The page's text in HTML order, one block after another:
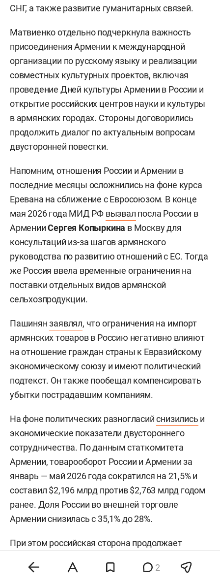
СНГ, а также развитие гуманитарных связей.
Матвиенко отдельно подчеркнула важность
присоединения Армении к международной
организации по русскому языку и реализации
совместных культурных проектов, включая
проведение Дней культуры Армении в России и
открытие российских центров науки и культуры
в армянских городах. Стороны договорились
продолжить диалог по актуальным вопросам
двусторонней повестки.
Напомним, отношения России и Армении в
последние месяцы осложнились на фоне курса
Еревана на сближение с Евросоюзом. В конце
мая 2026 года МИД РФ вызвал посла России в
АрменииСергея Копыркина в Москву для
консультаций из-за шагов армянского
руководства по развитию отношений с ЕС. Тогда
же Россия ввела временные ограничения на
поставки отдельных видов армянской
сельхозпродукции.
Пашинянзаявлял, что ограничения на импорт
армянских товаров в Россию негативно влияют
на отношение граждан страны к Евразийскому
экономическому союзу и имеют политический
подтекст. Он также пообещал компенсировать
убытки пострадавшим компаниям.
На фоне политических разногласийснизились и
экономические показатели двустороннего
сотрудничества. По данным статкомитета
Армении, товарооборот России и Армении за
январь — май 2026 года сократился на 21,5% и
составил $2,196 млрд против $2,763 млрд годом
ранее. Доля России во внешней торговле
Армении снизилась с 35,1% до 28%.
При этом российская сторона продолжает
Арменией. Вице-премьер РФ
Алексей Оверчук
2